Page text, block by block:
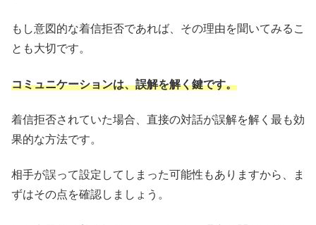
もし意図的な着信拒否であれば、その理由を聞いてみるこ
とも大切です。
コミュニケーションは、誤解を解く鍵です。
着信拒否されていた場合、直接の対話が誤解を解く最も効
果的な方法です。
相手が誤って設定してしまった可能性もありますから、ま
ずはその点を確認しましょう。